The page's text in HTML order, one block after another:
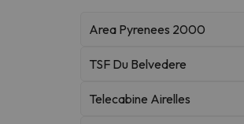
Area Pyrenees 2000
TSF Du Belvedere
Telecabine Airelles